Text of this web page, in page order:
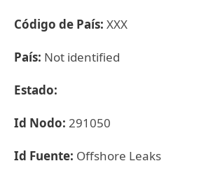
Código de País: XXX
País: Not identified
Estado:
Id Nodo: 291050
Id Fuente: Offshore Leaks